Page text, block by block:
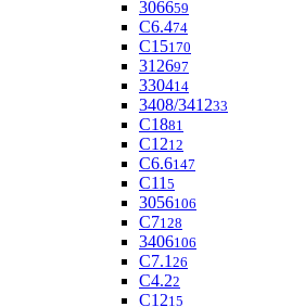
306659
С6.474
С15170
312697
330414
3408/341233
С1881
C1212
С6.6147
C11 5
3056106
С7128
3406106
C7.1 26
C4.22
С1215